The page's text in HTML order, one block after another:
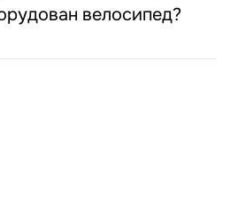
велосипед?